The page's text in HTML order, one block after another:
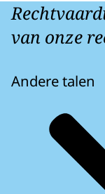
van onze
Andere talen